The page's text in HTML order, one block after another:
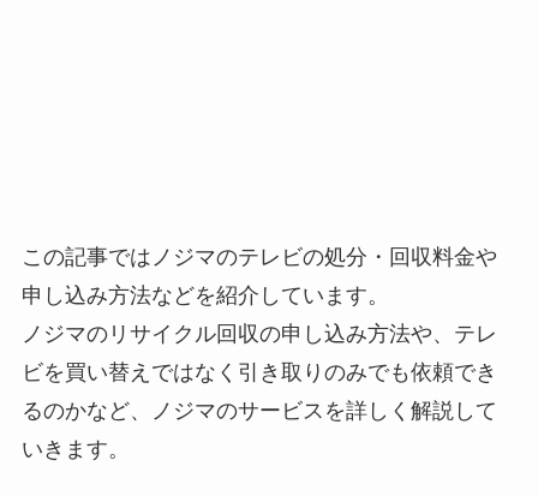
この記事ではノジマのテレビの処分・回収料金や
申し込み方法などを紹介しています。
ノジマのリサイクル回収の申し込み方法や、テレ
ビを買い替えではなく引き取りのみでも依頼でき
るのかなど、ノジマのサービスを詳しく解説して
いきます。